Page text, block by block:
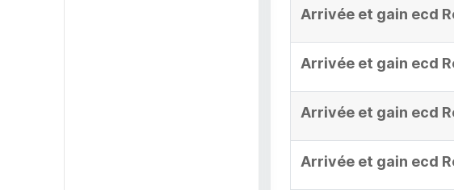
Arrivée et gain ecd
Arrivée et gain ecd
Arrivée et gain ecd
Arrivée et gain ecd